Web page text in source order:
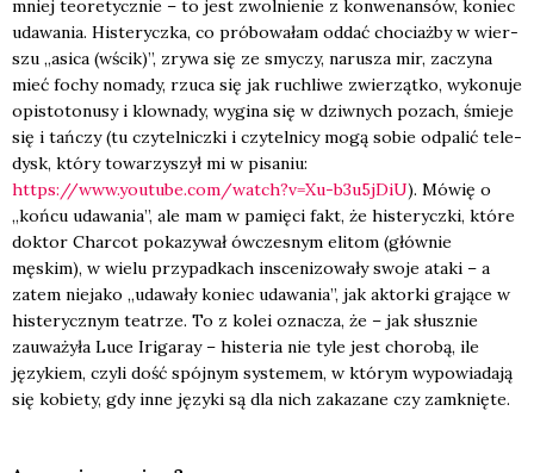
mniej teo­re­tycz­nie – to jest zwol­nie­nie z kon­we­nan­sów, koniec
uda­wa­nia. Histe­rycz­ka, co pró­bo­wa­łam oddać cho­ciaż­by w wier­
szu „asi­ca (wścik)”, zry­wa się ze smy­czy, naru­sza mir, zaczy­na
mieć fochy noma­dy, rzu­ca się jak ruchli­we zwie­rząt­ko, wyko­nu­je
opi­sto­to­nu­sy i klow­na­dy, wygi­na się w dziw­nych pozach, śmie­je
się i tań­czy (tu czy­tel­nicz­ki i czy­tel­ni­cy mogą sobie odpa­lić tele­
dysk, któ­ry towa­rzy­szył mi w pisa­niu:
https://www.youtube.com/watch?v=Xu-b3u5jDiU). Mówię o
„koń­cu uda­wa­nia”, ale mam w pamię­ci fakt, że histe­rycz­ki, któ­re
dok­tor Char­cot poka­zy­wał ówcze­snym eli­tom (głów­nie
męskim), w wie­lu przy­pad­kach insce­ni­zo­wa­ły swo­je ata­ki – a
zatem nie­ja­ko „uda­wa­ły koniec uda­wa­nia”, jak aktor­ki gra­ją­ce w
histe­rycz­nym teatrze. To z kolei ozna­cza, że – jak słusz­nie
zauwa­ży­ła Luce Iri­ga­ray – histe­ria nie tyle jest cho­ro­bą, ile
języ­kiem, czy­li dość spój­nym sys­te­mem, w któ­rym wypo­wia­da­ją
się kobie­ty, gdy inne języ­ki są dla nich zaka­za­ne czy zamknię­te.